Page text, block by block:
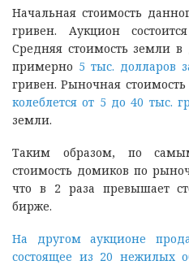
Начальная стоимость
гривен. Аукцион
Средняя стоимость земли в
примерно 5 тыс. долларов
гривен. Рыночная
колеблется от 5 до 40 тыс.
земли.
Таким образом, по
стоимость домиков по
что в 2 раза превышает
бирже.
На другом аукционе
состоящее из 20 нежилых